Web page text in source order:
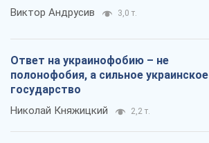
Виктор Андрусив 3,0 т.
Ответ на украинофобию – не
полонофобия, а сильное украинское
государство
Николай Княжицкий 2,2 т.